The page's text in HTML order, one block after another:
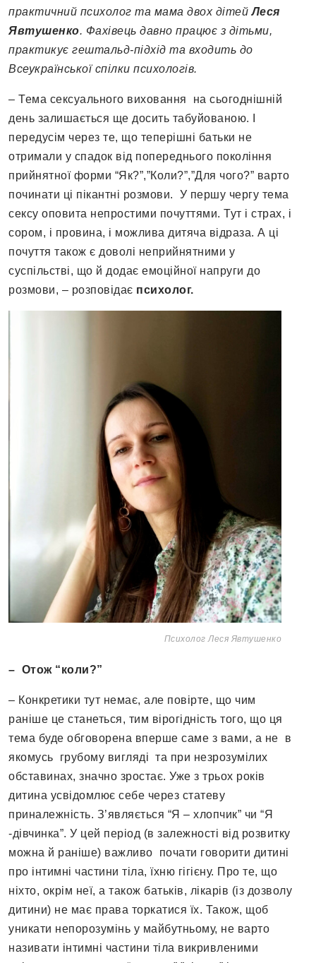
практичний психолог та мама двох дітейЛеся
Явтушенко. Фахівець давно працює з дітьми,
практикує гештальд-підхід та входить до
Всеукраїнської спілки психологів.
– Тема сексуального виховання на сьогоднішній
день залишається ще досить табуйованою. І
передусім через те, що теперішні батьки не
отримали у спадок від попереднього покоління
прийнятної форми “Як?”,”Коли?”,”Для чого?” варто
починати ці пікантні розмови.
У першу чергу тема
сексу оповита непростими почуттями. Тут і страх, і
сором, і провина, і можлива дитяча відраза. А ці
почуття також є доволі неприйнятними у
суспільстві, що й додає емоційної напруги до
розмови, – розповідає психолог.
Психолог Леся Явтушенко
– Отож “коли?”
– Конкретики тут немає, але повірте, що чим
раніше це станеться, тим вірогідність того, що ця
тема буде обговорена вперше саме з вами, а не в
якомусь грубому вигляді та при незрозумілих
обставинах, значно зростає. Уже з трьох років
дитина усвідомлює себе через статеву
приналежність. З’являється “Я – хлопчик” чи “Я
-дівчинка”. У цей період (в залежності від розвитку
можна й раніше) важливо почати говорити дитині
про інтимні частини тіла, їхню гігієну. Про те, що
ніхто, окрім неї, а також батьків, лікарів (із дозволу
дитини) не має права торкатися їх. Також, щоб
уникати непорозумінь у майбутньому, не варто
називати інтимні частини тіла викривленими